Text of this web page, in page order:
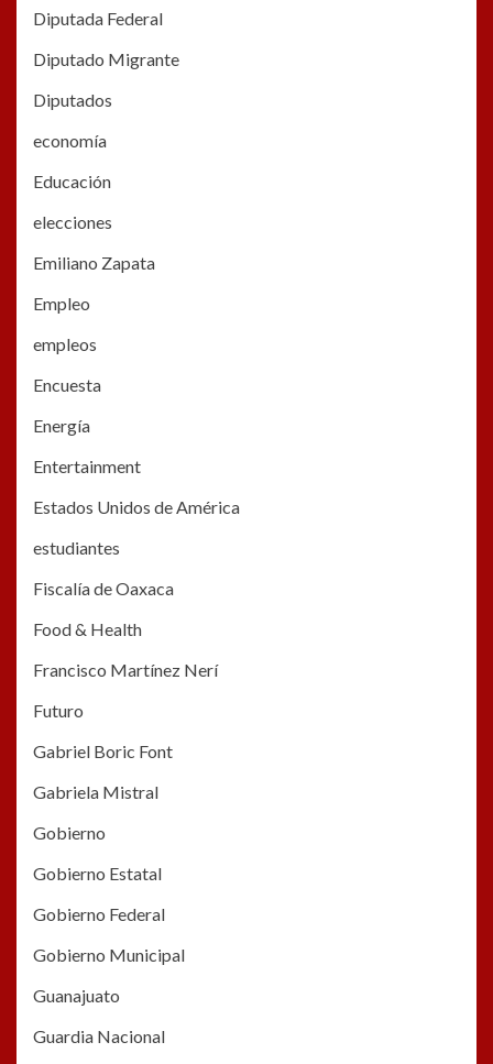
Diputada Federal
Diputado Migrante
Diputados
economía
Educación
elecciones
Emiliano Zapata
Empleo
empleos
Encuesta
Energía
Entertainment
Estados Unidos de América
estudiantes
Fiscalía de Oaxaca
Food & Health
Francisco Martínez Nerí
Futuro
Gabriel Boric Font
Gabriela Mistral
Gobierno
Gobierno Estatal
Gobierno Federal
Gobierno Municipal
Guanajuato
Guardia Nacional